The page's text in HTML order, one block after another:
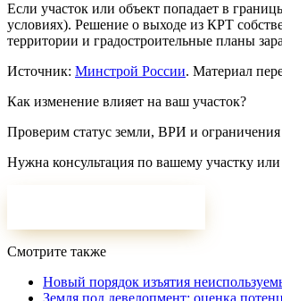
Если участок или объект попадает в
условиях). Решение о выходе из КРТ
территории и градостроительные планы
Источник: Минстрой России. Материал
Как изменение влияет на ваш участок?
Проверим статус земли, ВРИ и
Нужна консультация по вашему участку или
Смотрите также
Новый порядок изъятия